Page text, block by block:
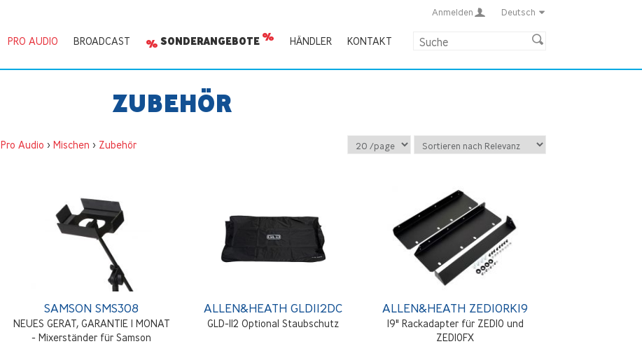
Anmelden Deutsch
PRO AUDIO BROADCAST SONDERANGEBOTE HÄNDLER KONTAKT
ZUBEHÖR
Pro Audio > Mischen > Zubehör
SAMSON SMS308
NEUES GERAT, GARANTIE 1 MONAT
- Mixerständer für Samson
ALLEN&HEATH GLD112DC
GLD-112 Optional Staubschutz
ALLEN&HEATH ZED10RK19
19" Rackadapter für ZED10 und
ZED10FX